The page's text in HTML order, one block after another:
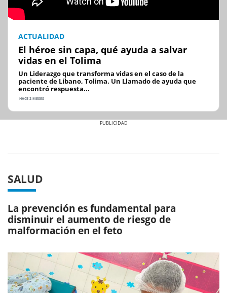
ACTUALIDAD
El héroe sin capa, qué ayuda a salvar
vidas en el Tolima
Un Liderazgo que transforma vidas en el caso de la
paciente de Líbano, Tolima. Un Llamado de ayuda que
encontró respuesta...
HACE 2 MESES
SALUD
La prevención es fundamental para
disminuir el aumento de riesgo de
malformación en el feto